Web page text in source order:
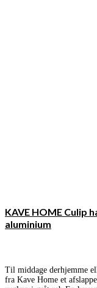
KAVE HOME Culip
aluminium
Til middage derhjemme
fra Kave Home et